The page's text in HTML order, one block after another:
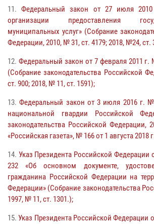
11.Федеральный закон от 27 июля
организации предоставления
муниципальных услуг» (Собрание
Федерации, 2010, № 31, ст. 4179; 2018, №24, ст.
12. Федеральный закон от 7 февраля 2011
(Собрание законодательства Российской
ст. 900; 2018, № 11, ст. 1591);
13.Федеральный закон от 3 июля 2016 г.
национальной гвардии Российской
законодательства Российской Федерации,
«Российская газета», № 166 от 1 августа 2018
14. Указ Президента Российской Федерации
232 «Об основном документе,
гражданина Российской Федерации на
Федерации» (Собрание законодательства
1997, № 11, ст. 1301.);
15.Указ Президента Российской Федерации